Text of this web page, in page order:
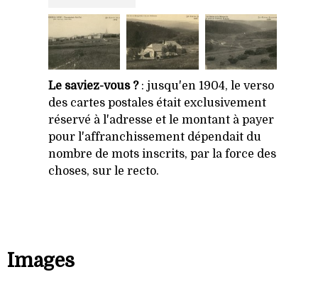
Le saviez-vous ?: jusqu'en 1904, le verso
des cartes postales était exclusivement
réservé à l'adresse et le montant à payer
pour l'affranchissement dépendait du
nombre de mots inscrits, par la force des
choses, sur le recto.
Images